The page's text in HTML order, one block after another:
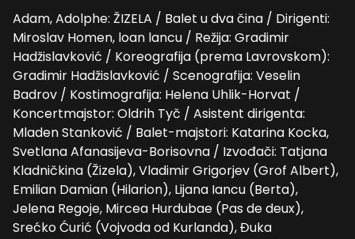
Adam, Adolphe: ŽIZELA / Balet u dva čina / Dirigenti:
Miroslav Homen, loan lancu / Režija: Gradimir
Hadžislavković / Koreografija (prema Lavrovskom):
Gradimir Hadžislavković / Scenografija: Veselin
Badrov / Kostimografija: Helena Uhlik-Horvat /
Koncertmajstor: Oldrih Tyč / Asistent dirigenta:
Mladen Stanković / Balet-majstori: Katarina Kocka,
Svetlana Afanasijeva-Borisovna / Izvođači: Tatjana
Kladničkina (Žizela), Vladimir Grigorjev (Grof Albert),
Emilian Damian (Hilarion), Lijana Iancu (Berta),
Jelena Regoje, Mircea Hurdubae (Pas de deux),
Srećko Ćurić (Vojvoda od Kurlanda), Đuka